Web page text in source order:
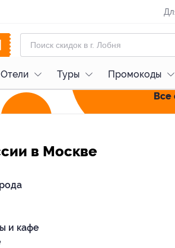
Отели Туры Промокоды
Все
в Москве
и кафе